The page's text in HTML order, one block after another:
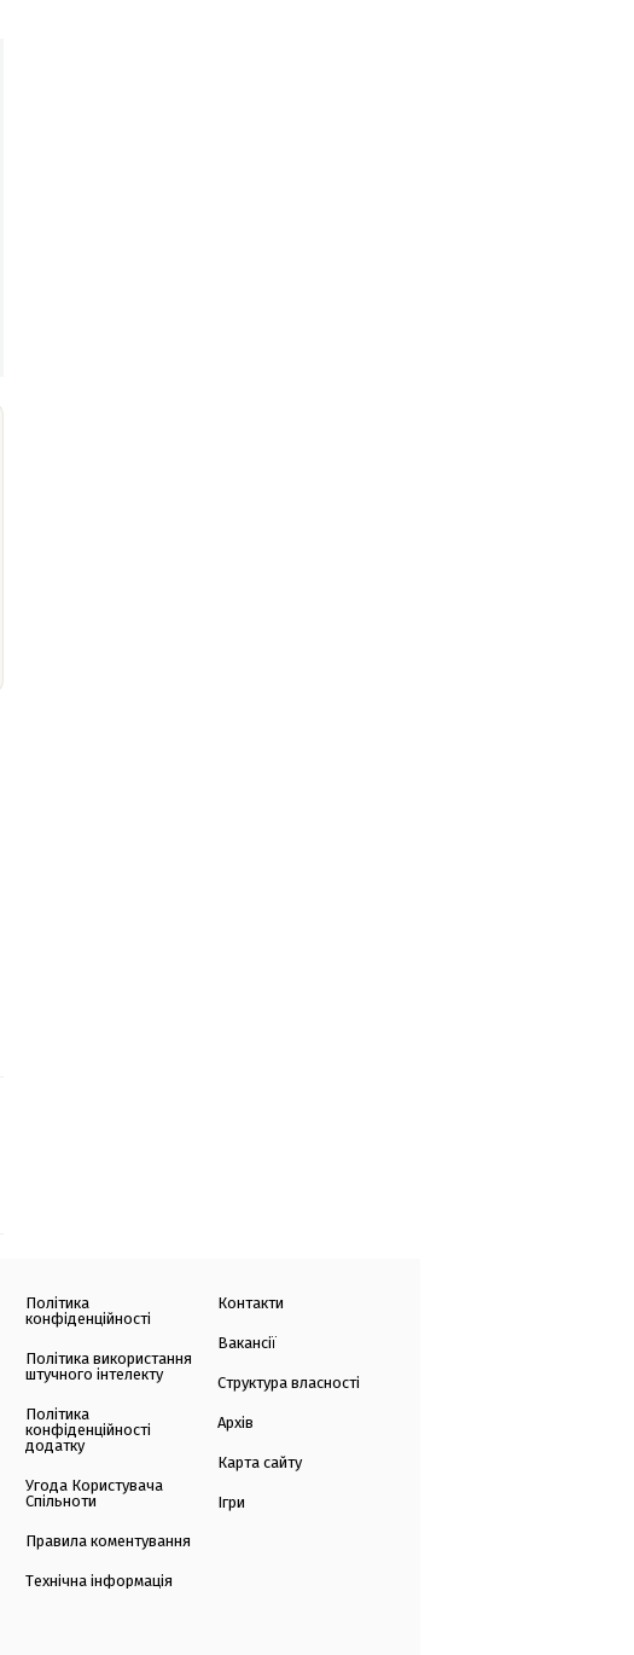
Політика
конфіденційності
Політика використання
штучного інтелекту
Політика
конфіденційності
додатку
Угода Користувача
Спільноти
Правила коментування
Технічна інформація
Контакти
Вакансії
Структура власності
Архів
Карта сайту
Ігри